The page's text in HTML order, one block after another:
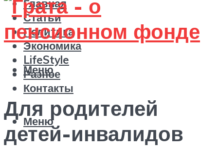
Главная
Статьи
Политика
Экономика
LifeStyle
Разное
Контакты
Меню
Меню
Для родителей
детей-инвалидов